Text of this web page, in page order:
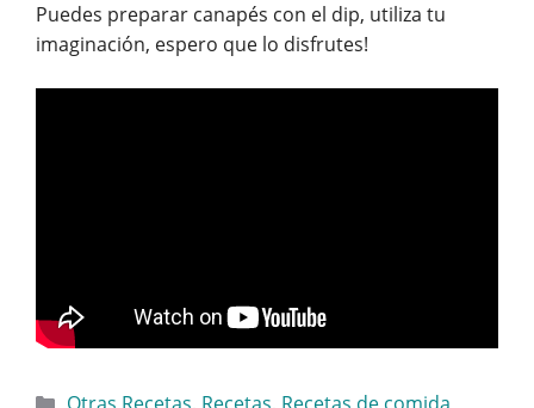
Puedes preparar canapés con el dip, utiliza tu
imaginación, espero que lo disfrutes!
Categorías